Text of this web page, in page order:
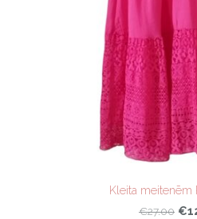
Kleita meitenēm
€27.00